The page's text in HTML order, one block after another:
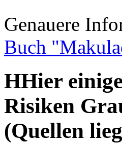
Genauere
Buch
HHier
Risiken
(Quellen